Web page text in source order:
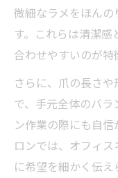
微細なラメをほん
す。これらは清潔
合わせやすいのが特
さらに、爪の長さ
で、手元全体のバ
ン作業の際にも自
ロンでは、オフィ
に希望を細かく伝え